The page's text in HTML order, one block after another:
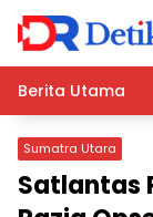
Langsung
konten
Berita Utama
Sumatra Utara
Satlantas